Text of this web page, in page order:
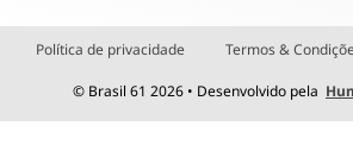
Política de privacidade Termos &
© Brasil 61 2026 • Desenvolvido pela